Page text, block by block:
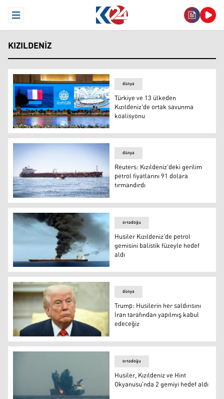
Open Menu
KIZILDENIZ
Türkiye ve 13 ülkeden Kızıldeniz'de ortak savunma
dünya
Türkiye ve 13 ülkeden
Kızıldeniz'de ortak savunma
koalisyonu
Reuters: Kızıldeniz'deki gerilim petrol fiyatlarını 91
dünya
Reuters: Kızıldeniz'deki gerilim
petrol fiyatlarını 91 dolara
tırmandırdı
Husiler Kızıldeniz’de petrol gemisini balistik füzeyle
ortadoğu
Husiler Kızıldeniz’de petrol
gemisini balistik füzeyle hedef
aldı
Trump: Husilerin her saldırısını İran tarafından
dünya
Trump: Husilerin her saldırısını
İran tarafından yapılmış kabul
edeceğiz
ortadoğu
Husiler, Kızıldeniz ve Hint
Okyanusu'nda 2 gemiyi hedef aldı